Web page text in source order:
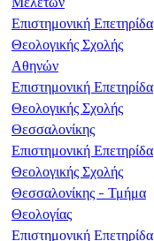
Επιστημονική Επετηρίδα
Θεολογικής Σχολής
Αθηνών
Επιστημονική Επετηρίδα
Θεολογικής Σχολής
Θεσσαλονίκης
Επιστημονική Επετηρίδα
Θεολογικής Σχολής
Θεσσαλονίκης - Τμήμα
Θεολογίας
Επιστημονική Επετηρίδα